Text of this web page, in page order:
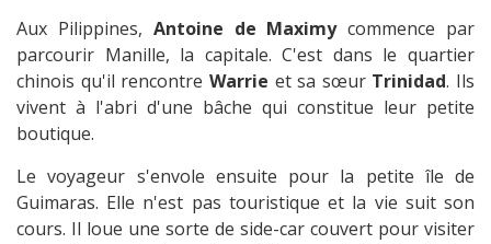
Aux Pilippines, Antoine de Maximycommence par
parcourir Manille, la capitale. C'est dans le quartier
chinois qu'il rencontre Warrie et sa sœur Trinidad. Ils
vivent à l'abri d'une bâche qui constitue leur petite
boutique.
Le voyageur s'envole ensuite pour la petite île de
Guimaras. Elle n'est pas touristique et la vie suit son
cours. Il loue une sorte de side-car couvert pour visiter